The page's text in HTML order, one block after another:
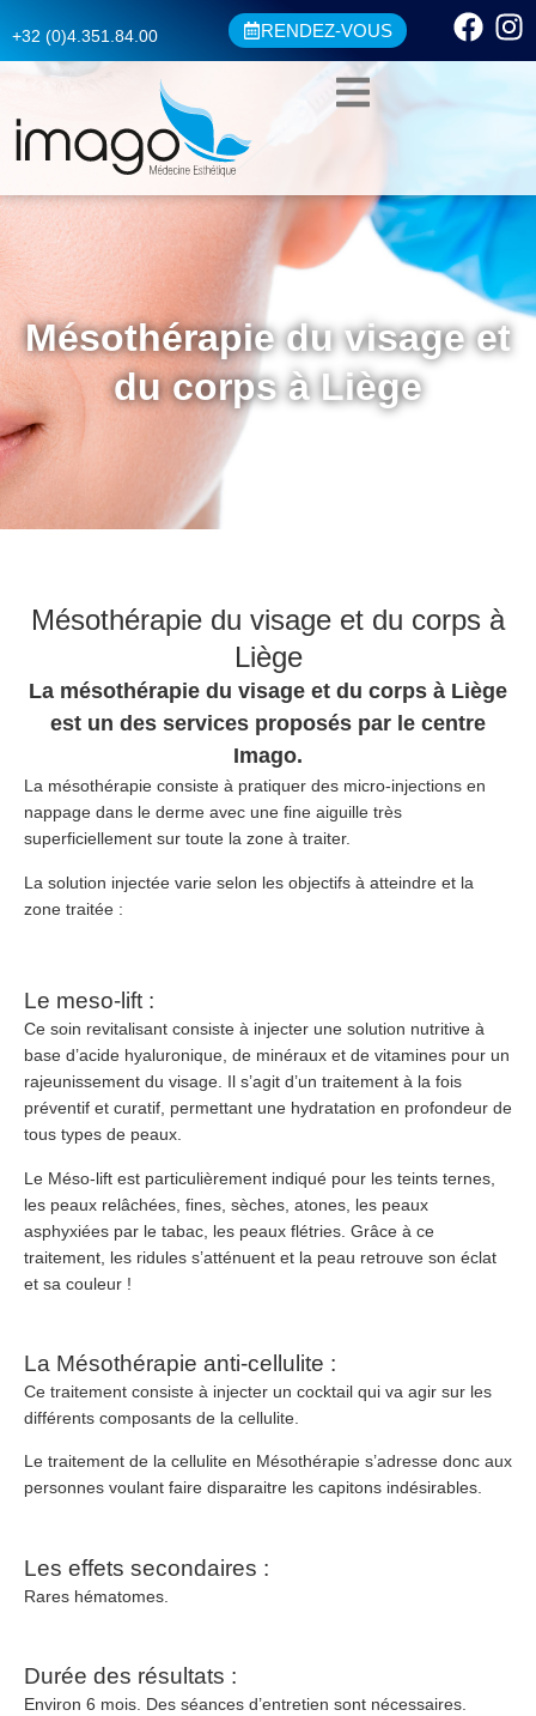
+32 (0)4.351.84.00 RENDEZ-VOUS
Mésothérapie du visage et
du corps à Liège
Mésothérapie du visage et du corps à
Liège
La mésothérapie du visage et du corps à Liège
est un des services proposés par le centre
Imago.
La mésothérapie consiste à pratiquer des micro-injections en
nappage dans le derme avec une fine aiguille très
superficiellement sur toute la zone à traiter.
La solution injectée varie selon les objectifs à atteindre et la
zone traitée :
Le meso-lift :
Ce soin revitalisant consiste à injecter une solution nutritive à
base d’acide hyaluronique, de minéraux et de vitamines pour un
rajeunissement du visage. Il s’agit d’un traitement à la fois
préventif et curatif, permettant une hydratation en profondeur de
tous types de peaux.
Le Méso-lift est particulièrement indiqué pour les teints ternes,
les peaux relâchées, fines, sèches, atones, les peaux
asphyxiées par le tabac, les peaux flétries. Grâce à ce
traitement, les ridules s’atténuent et la peau retrouve son éclat
et sa couleur !
La Mésothérapie anti-cellulite :
Ce traitement consiste à injecter un cocktail qui va agir sur les
différents composants de la cellulite.
Le traitement de la cellulite en Mésothérapie s’adresse donc aux
personnes voulant faire disparaitre les capitons indésirables.
Les effets secondaires :
Rares hématomes.
Durée des résultats :
Environ 6 mois. Des séances d’entretien sont nécessaires.